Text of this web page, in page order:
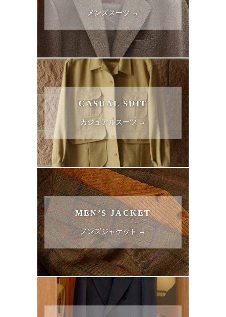
メンズスーツ →
CASUAL SUIT
カジュアルスーツ →
MEN’S JACKET
メンズジャケット →